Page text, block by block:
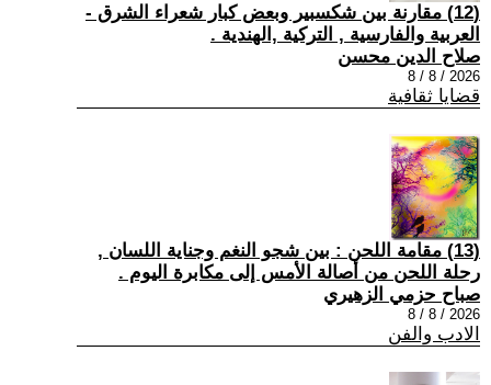
(12) مقارنة بين شكسبير وبعض كبار شعراء الشرق -
العربية والفارسية , التركية ,الهندية .
صلاح الدين محسن
2026 / 8 / 8
قضايا ثقافية
(13) مقامة اللحن : بين شجو النغم وجناية اللسان ,
رحلة اللحن من أصالة الأمس إلى مكابرة اليوم .
صباح حزمي الزهيري
2026 / 8 / 8
الادب والفن